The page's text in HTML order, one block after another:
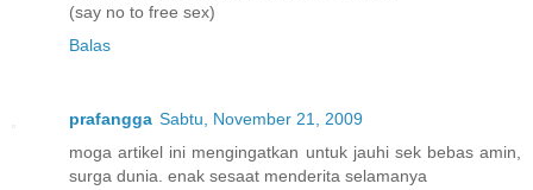
(say no to free sex)
Balas
prafangga Sabtu, November 21, 2009
moga artikel ini mengingatkan untuk jauhi sek bebas amin,
surga dunia. enak sesaat menderita selamanya